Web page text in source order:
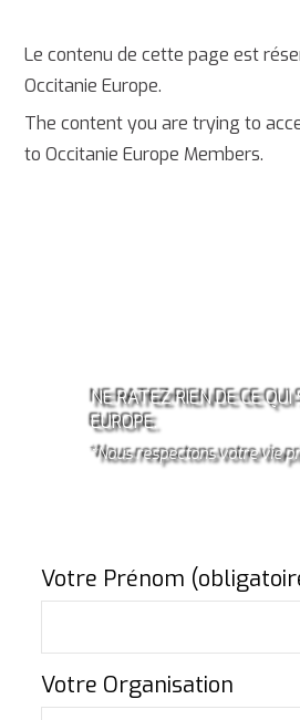
Le contenu de cette page est
Occitanie Europe.
The content you are trying to
to Occitanie Europe Members.
NE RATEZ RIEN DE CE QUI
EUROPE.
*Nous respectons votre vie
Votre Prénom
Votre Organisation